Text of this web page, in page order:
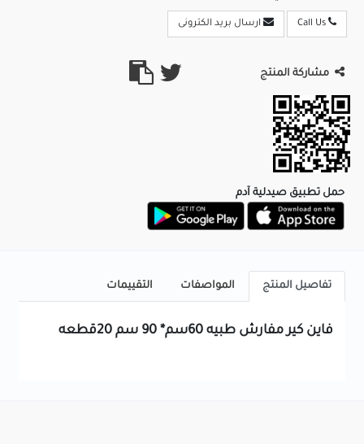
ارسال بريد الكترونى
مشاركة المنتج
حمل تطبيق صيدلية آدم
تفاصيل المنتج المواصفات التقييمات
فاين كير مفارش طبيه 60سم* 90 سم 20قطعه